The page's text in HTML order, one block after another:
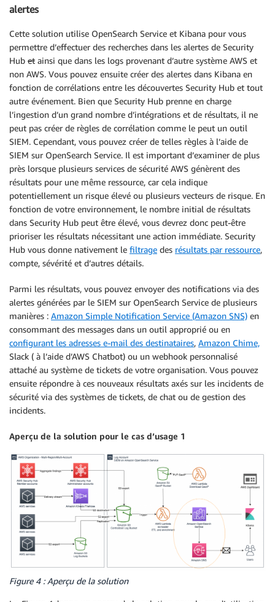
alertes
Cette solution utilise OpenSearch Service et Kibana pour vous
permettre d’effectuer des recherches dans les alertes de Security
Hub et ainsi que dans les logs provenant d’autre système AWS et
non AWS. Vous pouvez ensuite créer des alertes dans Kibana en
fonction de corrélations entre les découvertes Security Hub et tout
autre événement. Bien que Security Hub prenne en charge
l’ingestion d’un grand nombre d’intégrations et de résultats, il ne
peut pas créer de règles de corrélation comme le peut un outil
SIEM. Cependant, vous pouvez créer de telles règles à l’aide de
SIEM sur OpenSearch Service. Il est important d’examiner de plus
près lorsque plusieurs services de sécurité AWS génèrent des
résultats pour une même ressource, car cela indique
potentiellement un risque élevé ou plusieurs vecteurs de risque. En
fonction de votre environnement, le nombre initial de résultats
dans Security Hub peut être élevé, vous devrez donc peut-être
prioriser les résultats nécessitant une action immédiate. Security
Hub vous donne nativement le filtrage des résultats par ressource,
compte, sévérité et d’autres détails.
Parmi les résultats, vous pouvez envoyer des notifications via des
alertes générées par le SIEM sur OpenSearch Service de plusieurs
manières : Amazon Simple Notification Service (Amazon SNS) en
consommant des messages dans un outil approprié ou en
configurant les adresses e-mail des destinataires, Amazon Chime,
Slack ( à l’aide d’AWS Chatbot) ou un webhook personnalisé
attaché au système de tickets de votre organisation. Vous pouvez
ensuite répondre à ces nouveaux résultats axés sur les incidents de
sécurité via des systèmes de tickets, de chat ou de gestion des
incidents.
Aperçu de la solution pour le cas d’usage 1
Figure 4 : Aperçu de la solution